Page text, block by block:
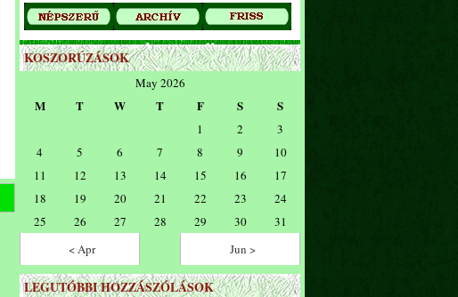
KOSZORÚZÁSOK
May 2026
M T W T F S S
1 2
3
4
5 6 7 8 9
10
11
12 13 14 15 16
17
18
19 20 21 22 23
24
25
26 27 28 29 30
31
< Apr
Jun >
LEGUTÓBBI HOZZÁSZÓLÁSOK